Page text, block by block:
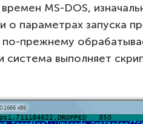
времен MS-DOS,
о параметрах запуска
прежнему
система выполняет